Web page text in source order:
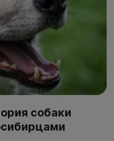
собаки